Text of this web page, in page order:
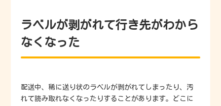
ラベルが剥がれて行き先がわから
なくなった
配送中、稀に送り状のラベルが剥がれてしまったり、汚
れて読み取れなくなったりすることがあります。どこに